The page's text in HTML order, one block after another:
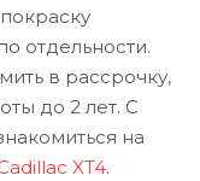
отдельности.
в рассрочку,
до 2 лет. С
на
XT4.